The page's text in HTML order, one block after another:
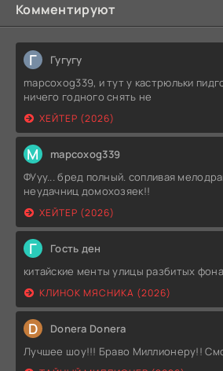
Комментируют
Г Гугугу
mapcoxog339, и тут у кастрюльки
ничего годного снять не
ХЕЙТЕР (2026)
M mapcoxog339
ФУуу... бред полный. сопливая
неудачниц домохозяек!!
ХЕЙТЕР (2026)
Г Гость ден
китайские менты улицы разбитых
КЛИНОК МЯСНИКА (2026)
D Donera Donera
Лучшее шоу!!! Браво Миллионеру!!